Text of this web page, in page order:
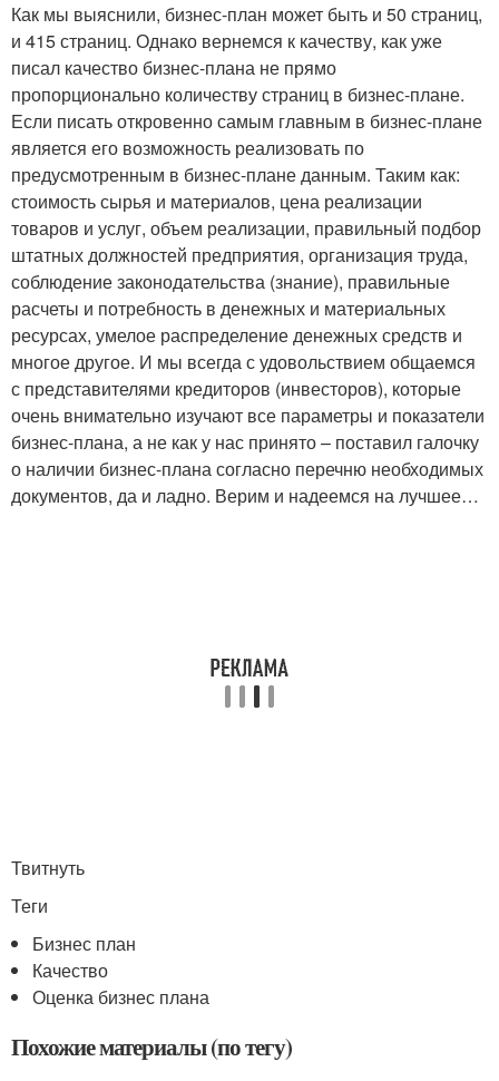
Как мы выяснили, бизнес-план может быть и 50 страниц,
и 415 страниц. Однако вернемся к качеству, как уже
писал качество бизнес-плана не прямо
пропорционально количеству страниц в бизнес-плане.
Если писать откровенно самым главным в бизнес-плане
является его возможность реализовать по
предусмотренным в бизнес-плане данным. Таким как:
стоимость сырья и материалов, цена реализации
товаров и услуг, объем реализации, правильный подбор
штатных должностей предприятия, организация труда,
соблюдение законодательства (знание), правильные
расчеты и потребность в денежных и материальных
ресурсах, умелое распределение денежных средств и
многое другое. И мы всегда с удовольствием общаемся
с представителями кредиторов (инвесторов), которые
очень внимательно изучают все параметры и показатели
бизнес-плана, а не как у нас принято – поставил галочку
о наличии бизнес-плана согласно перечню необходимых
документов, да и ладно. Верим и надеемся на лучшее…
Твитнуть
Теги
Бизнес план
Качество
Оценка бизнес плана
Похожие материалы (по тегу)